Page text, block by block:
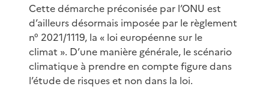
Cette démarche préconisée par l’ONU est
d’ailleurs désormais imposée par le règlement
n° 2021/1119, la « loi européenne sur le
climat ». D’une manière générale, le scénario
climatique à prendre en compte figure dans
l’étude de risques et non dans la loi.